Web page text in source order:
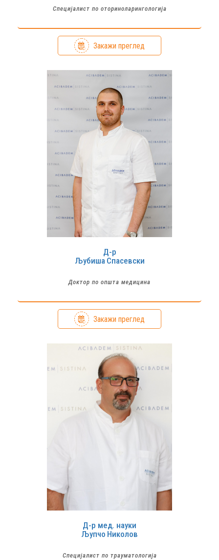
Специјалист по оториноларингологија
Закажи преглед
Д-р
Љубиша Спасевски
Доктор по општа медицина
Закажи преглед
Д-р мед. науки
Љупчо Николов
Специјалист по трауматологија